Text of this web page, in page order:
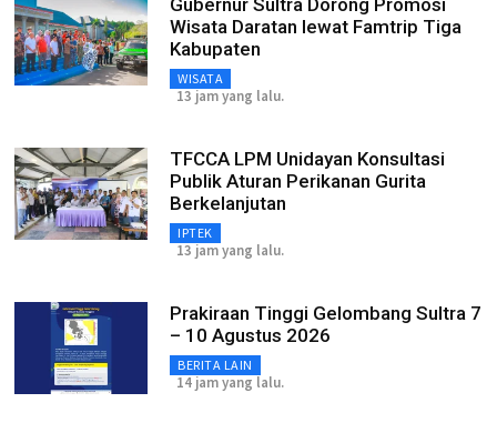
Gubernur Sultra Dorong Promosi
Wisata Daratan lewat Famtrip Tiga
Kabupaten
WISATA
13 jam yang lalu.
TFCCA LPM Unidayan Konsultasi
Publik Aturan Perikanan Gurita
Berkelanjutan
IPTEK
13 jam yang lalu.
Prakiraan Tinggi Gelombang Sultra 7
– 10 Agustus 2026
BERITA LAIN
14 jam yang lalu.